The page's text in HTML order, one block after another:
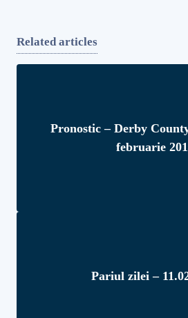
Related articles
Pronostic – Derby
februarie
Pariul zilei –